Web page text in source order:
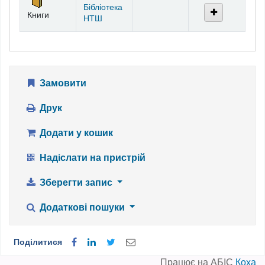
Книги
Бібліотека
НТШ
Замовити
Друк
Додати у кошик
Надіслати на пристрій
Зберегти запис
Додаткові пошуки
Поділитися